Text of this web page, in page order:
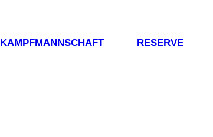
KAMPFMANNSCHAFT RESERVE